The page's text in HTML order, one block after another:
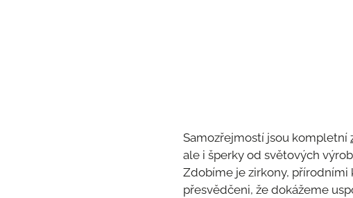
Samozřejmostí jsou kompletní
ale i šperky od světových
Zdobíme je zirkony, přírodními
přesvědčeni, že dokážeme